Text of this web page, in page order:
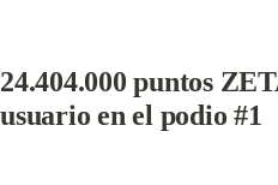
24.404.000 puntos
usuario en el podio #1